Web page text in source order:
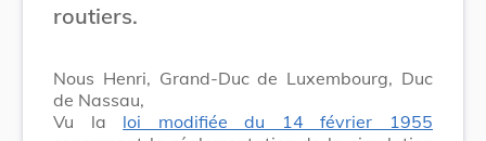
routiers.
Nous Henri, Grand-Duc de Luxembourg, Duc
de Nassau,
Vu la loi modifiée du 14 février 1955